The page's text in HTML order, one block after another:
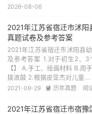
2026-08-06
2021年江苏省宿迁市沭
真题试卷及参考答案
2021年江苏省宿迁市沭阳县
及参考答案 1.对于初生2、
【】 A.手工、绘画材料 B.用
拨浪鼓 2.根据皮亚杰对儿童...
2021-09-29  历年真题 阅
2021年江苏省宿迁市宿